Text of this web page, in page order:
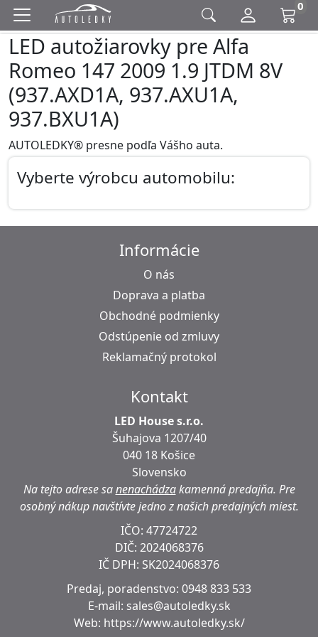
0
LED autožiarovky pre Alfa
Romeo 147 2009 1.9 JTDM 8V
(937.AXD1A, 937.AXU1A,
937.BXU1A)
AUTOLEDKY® presne podľa Vášho auta.
Vyberte výrobcu automobilu:
Informácie
O nás
Doprava a platba
Obchodné podmienky
Odstúpenie od zmluvy
Reklamačný protokol
Kontakt
LED House s.r.o.
Šuhajova 1207/40
040 18 Košice
Slovensko
Na tejto adrese sanenachádzakamenná predajňa. Pre
osobný nákup navštívte jedno z našich predajných miest.
IČO: 47724722
DIČ: 2024068376
IČ DPH: SK2024068376
Predaj, poradenstvo: 0948 833 533
E-mail: sales@autoledky.sk
Web: https://www.autoledky.sk/